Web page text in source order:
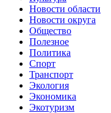
Новости области
Новости округа
Общество
Полезное
Политика
Спорт
Транспорт
Экология
Экономика
Экотуризм